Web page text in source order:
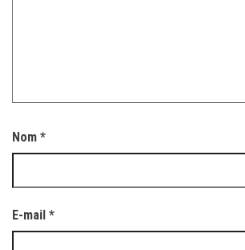
Nom *
E-mail *